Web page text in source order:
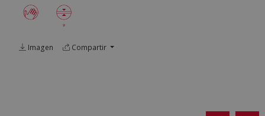
Imagen Compartir